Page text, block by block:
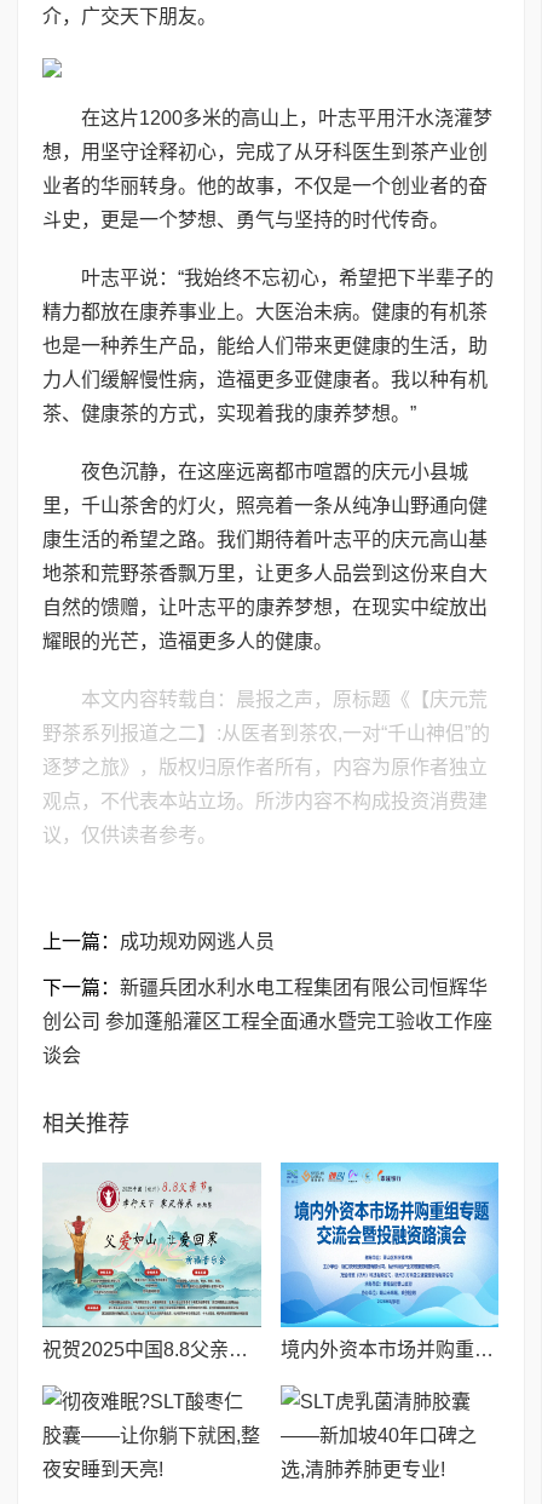
介，广交天下朋友。
在这片1200多米的高山上，叶志平用汗水浇灌梦
想，用坚守诠释初心，完成了从牙科医生到茶产业创
业者的华丽转身。他的故事，不仅是一个创业者的奋
斗史，更是一个梦想、勇气与坚持的时代传奇。
叶志平说：“我始终不忘初心，希望把下半辈子的
精力都放在康养事业上。大医治未病。健康的有机茶
也是一种养生产品，能给人们带来更健康的生活，助
力人们缓解慢性病，造福更多亚健康者。我以种有机
茶、健康茶的方式，实现着我的康养梦想。”
夜色沉静，在这座远离都市喧嚣的庆元小县城
里，千山茶舍的灯火，照亮着一条从纯净山野通向健
康生活的希望之路。我们期待着叶志平的庆元高山基
地茶和荒野茶香飘万里，让更多人品尝到这份来自大
自然的馈赠，让叶志平的康养梦想，在现实中绽放出
耀眼的光芒，造福更多人的健康。
本文内容转载自：晨报之声，原标题《【庆元荒
野茶系列报道之二】:从医者到茶农,一对“千山神侣”的
逐梦之旅》，版权归原作者所有，内容为原作者独立
观点，不代表本站立场。所涉内容不构成投资消费建
议，仅供读者参考。
上一篇： 成功规劝网逃人员
下一篇： 新疆兵团水利水电工程集团有限公司恒辉华
创公司 参加蓬船灌区工程全面通水暨完工验收工作座
谈会
相关推荐
祝贺2025中国8.8父亲节“孝行天下家风传承”论坛暨祈福音乐会圆满成功 境内外资本市场并购重组专题交流会暨投融资路演会 深度解析驱动企业资本战略升级